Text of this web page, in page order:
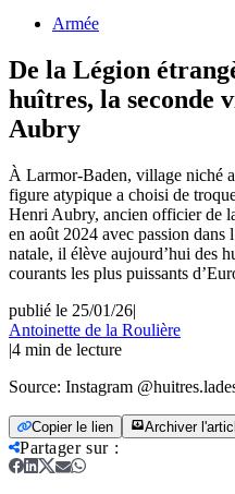
Armée
De la Légion
huîtres, la seconde
Aubry
À Larmor-Baden, village niché
figure atypique a choisi de
Henri Aubry, ancien officier de
en août 2024 avec passion dans
natale, il élève aujourd’hui des
courants les plus puissants
publié le 25/01/26|
Antoinette de la Roulière
|4 min de lecture
Source: Instagram
Copier le lien Archiver
Partager sur: